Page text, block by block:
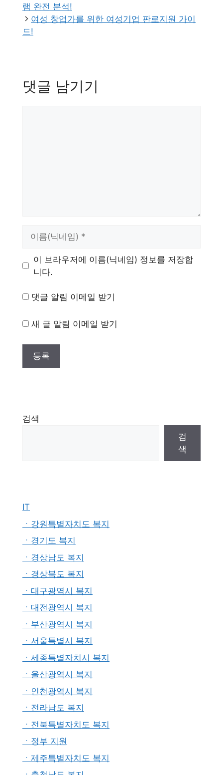
고
리
램 완전 분석!
여성 창업가를 위한 여성기업 판로지원 가이
드!
댓글 남기기
이 브라우저에 이름(닉네임) 정보를 저장합
니다.
댓글 알림 이메일 받기
새 글 알림 이메일 받기
검색
검
색
IT
ㆍ강원특별자치도 복지
ㆍ경기도 복지
ㆍ경상남도 복지
ㆍ경상북도 복지
ㆍ대구광역시 복지
ㆍ대전광역시 복지
ㆍ부산광역시 복지
ㆍ서울특별시 복지
ㆍ세종특별자치시 복지
ㆍ울산광역시 복지
ㆍ인천광역시 복지
ㆍ전라남도 복지
ㆍ전북특별자치도 복지
ㆍ정부 지원
ㆍ제주특별자치도 복지